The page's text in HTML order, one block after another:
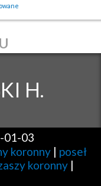
H.
01-03
koronny | poseł
koronny |